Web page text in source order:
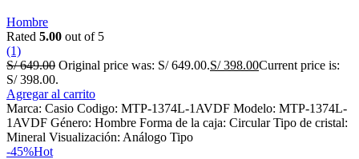
Hombre
Rated 5.00 out of 5
(1)
S/649.00 Original price was: S/ 649.00.S/398.00Current price is:
S/ 398.00.
Agregar al carrito
Marca: Casio Codigo: MTP-1374L-1AVDF Modelo: MTP-1374L-
1AVDF Género: Hombre Forma de la caja: Circular Tipo de cristal:
Mineral Visualización: Análogo Tipo
-45%Hot